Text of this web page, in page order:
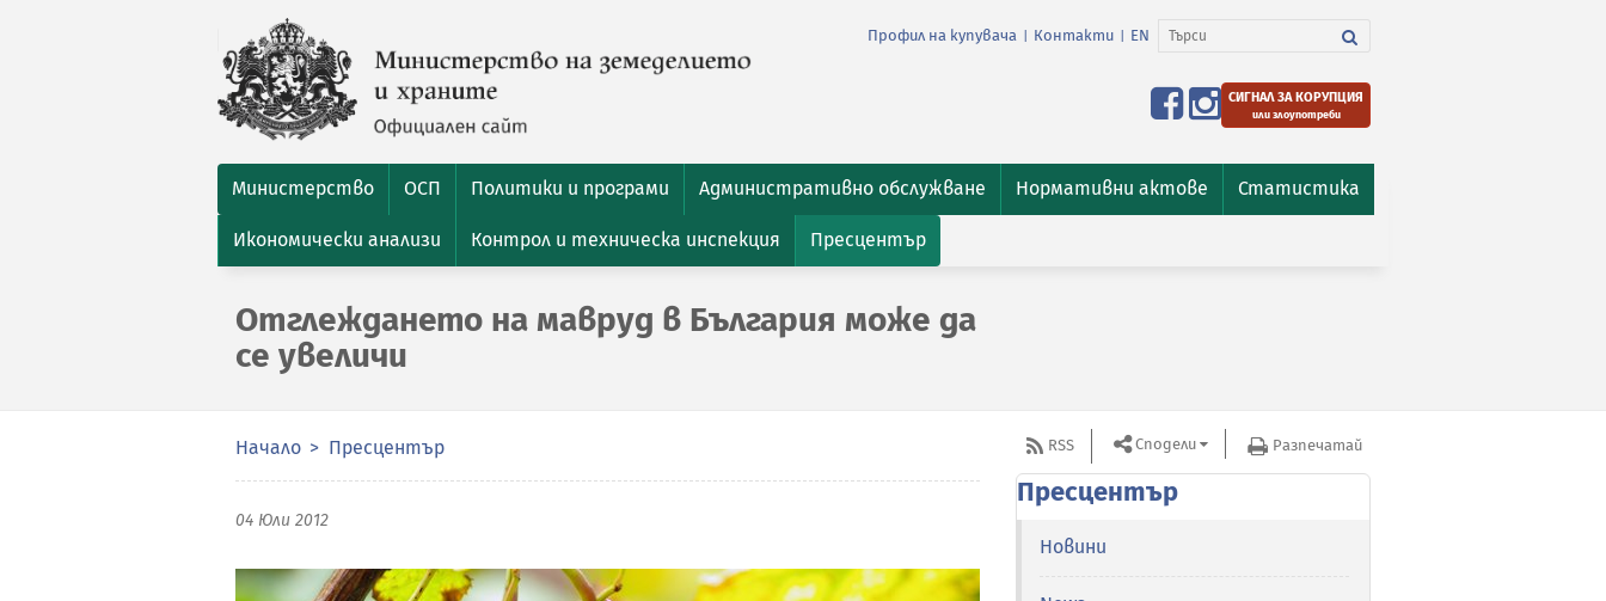
Профил на купувача Контакти EN
СИГНАЛ ЗА КОРУПЦИЯ
или злоупотреби
Министерство ОСП Политики и програми Административно обслужване Нормативни актове Статистика
Икономически анализи Контрол и техническа инспекция Пресцентър
Отглеждането на мавруд в България може да
се увеличи
Начало Пресцентър
04 Юли 2012
RSS Сподели Разпечатай
Пресцентър
Новини